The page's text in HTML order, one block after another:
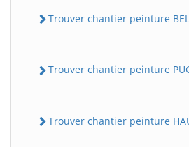
Trouver chantier peinture
Trouver chantier peinture
Trouver chantier peinture